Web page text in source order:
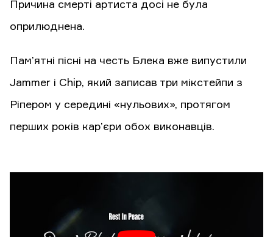
Причина смерті артиста досі не була
оприлюднена.
Пам’ятні пісні на честь Блека вже випустили
Jammer і Chip, який записав три мікстейпи з
Ріпером у середині «нульових», протягом
перших років кар’єри обох виконавців.